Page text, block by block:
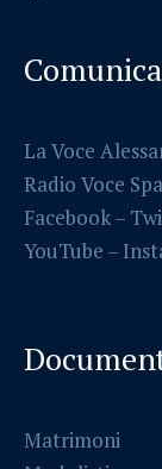
La Voce
Radio Voce
Facebook–
YouTube –
Matrimoni